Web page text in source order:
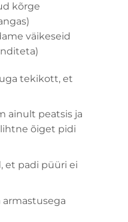
kõrge
väikeseid
tekikott, et
ainult peatsis ja
õiget pidi
et padi püüri ei
armastusega